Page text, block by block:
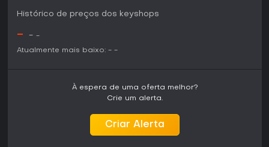
Histórico de preços dos keyshops
- - -
Atualmente mais baixo: - -
À espera de uma oferta melhor?
Crie um alerta.
Criar Alerta